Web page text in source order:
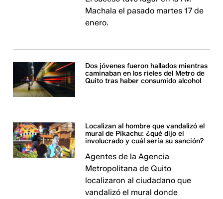
Machala el pasado martes 17 de
enero.
Dos jóvenes fueron hallados mientras
caminaban en los rieles del Metro de
Quito tras haber consumido alcohol
Localizan al hombre que vandalizó el
mural de Pikachu: ¿qué dijo el
involucrado y cuál sería su sanción?
Agentes de la Agencia
Metropolitana de Quito
localizaron al ciudadano que
vandalizó el mural donde